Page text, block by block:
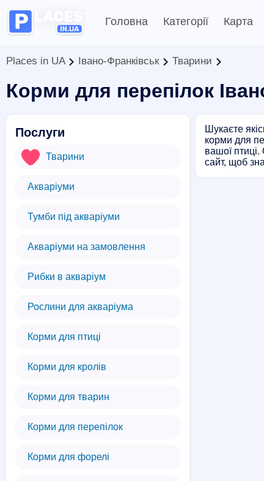
Головна Категорії Карта
Places in UA Івано-Франківськ Тварини
Корми для перепілок
Послуги
Тварини
Акваріуми
Тумби під акваріуми
Акваріуми на замовлення
Рибки в акваріум
Рослини для акваріума
Корми для птиці
Корми для кролів
Корми для тварин
Корми для перепілок
Корми для форелі
Шукаєте
корми для
вашої
сайт, щоб